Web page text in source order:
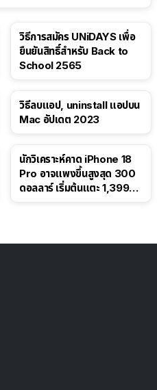
วิธีการสมัคร UNiDAYS เพื่อ
ยืนยันสิทธิ์สำหรับ Back to
School 2565
วิธีลบแอป, uninstall แอปบน
Mac อัปเดต 2023
นักวิเคราะห์คาด iPhone 18
Pro อาจแพงขึ้นสูงสุด 300
ดอลลาร์ เริ่มต้นแตะ 1,399